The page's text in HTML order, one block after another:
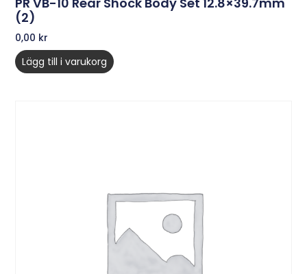
(2)
0,00 kr
Lägg till i varukorg